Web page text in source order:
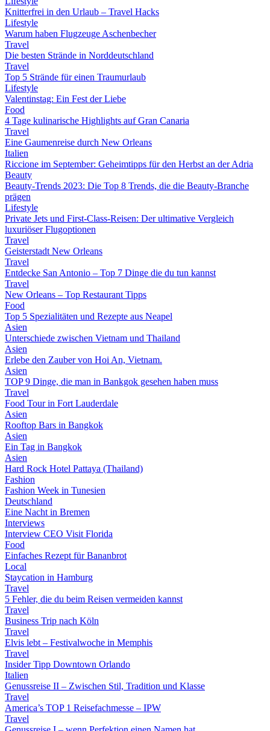
Knitterfrei in den Urlaub – Travel Hacks
Lifestyle
Warum haben Flugzeuge Aschenbecher
Travel
Die besten Strände in Norddeutschland
Travel
Top 5 Strände für einen Traumurlaub
Lifestyle
Valentinstag: Ein Fest der Liebe
Food
4 Tage kulinarische Highlights auf Gran Canaria
Travel
Eine Gaumenreise durch New Orleans
Italien
Riccione im September: Geheimtipps für den Herbst an der Adria
Beauty
Beauty-Trends 2023: Die Top 8 Trends, die die Beauty-Branche
prägen
Lifestyle
Private Jets und First-Class-Reisen: Der ultimative Vergleich
luxuriöser Flugoptionen
Travel
Geisterstadt New Orleans
Travel
Entdecke San Antonio – Top 7 Dinge die du tun kannst
Travel
New Orleans – Top Restaurant Tipps
Food
Top 5 Spezialitäten und Rezepte aus Neapel
Asien
Unterschiede zwischen Vietnam und Thailand
Asien
Erlebe den Zauber von Hoi An, Vietnam.
Asien
TOP 9 Dinge, die man in Bankgok gesehen haben muss
Travel
Food Tour in Fort Lauderdale
Asien
Rooftop Bars in Bangkok
Asien
Ein Tag in Bangkok
Asien
Hard Rock Hotel Pattaya (Thailand)
Fashion
Fashion Week in Tunesien
Deutschland
Eine Nacht in Bremen
Interviews
Interview CEO Visit Florida
Food
Einfaches Rezept für Bananbrot
Local
Staycation in Hamburg
Travel
5 Fehler, die du beim Reisen vermeiden kannst
Travel
Business Trip nach Köln
Travel
Elvis lebt – Festivalwoche in Memphis
Travel
Insider Tipp Downtown Orlando
Italien
Genussreise II – Zwischen Stil, Tradition und Klasse
Travel
America’s TOP 1 Reisefachmesse – IPW
Travel